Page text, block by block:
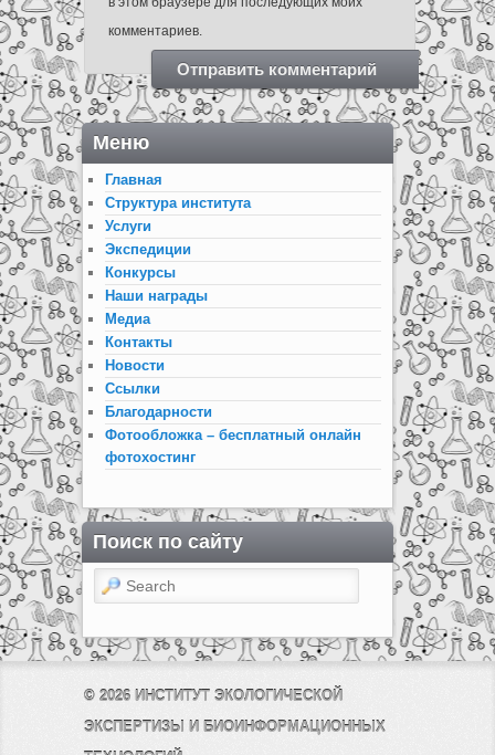
комментариев.
Меню
Главная
Структура института
Услуги
Экспедиции
Конкурсы
Наши награды
Медиа
Контакты
Новости
Ссылки
Благодарности
Фотообложка – бесплатный онлайн
фотохостинг
Поиск по сайту
Search
© 2026 ИНСТИТУТ ЭКОЛОГИЧЕСКОЙ
ЭКСПЕРТИЗЫ И БИОИНФОРМАЦИОННЫХ